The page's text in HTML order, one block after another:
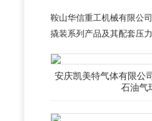
鞍山华信重工机械有限公
撬装系列产品及其配套压
安庆凯美特气体有限公
石油气